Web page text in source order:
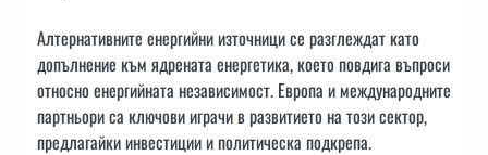
Алтернативните енергийни източници се разглеждат като
допълнение към ядрената енергетика, което повдига въпроси
относно енергийната независимост. Европа и международните
партньори са ключови играчи в развитието на този сектор,
предлагайки инвестиции и политическа подкрепа.